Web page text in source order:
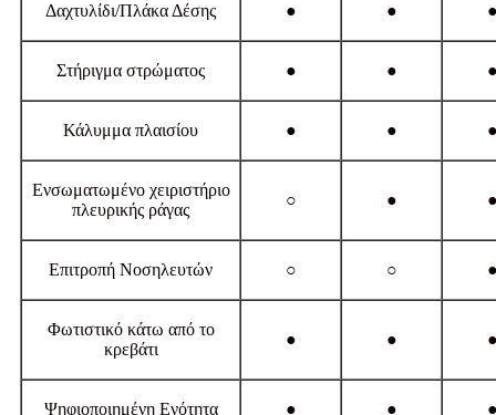
Δαχτυλίδι/Πλάκα Δέσης ● ●
Στήριγμα στρώματος ● ●
Κάλυμμα πλαισίου ● ●
Ενσωματωμένο χειριστήριο
πλευρικής ράγας
○ ●
Επιτροπή Νοσηλευτών ○ ○
Φωτιστικό κάτω από το
κρεβάτι
● ●
Ψηφιοποιημένη Ενότητα ● ●